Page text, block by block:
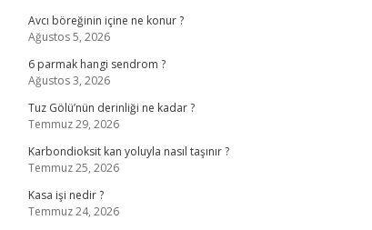
Avcı böreğinin içine ne konur ?
Ağustos 5, 2026
6 parmak hangi sendrom ?
Ağustos 3, 2026
Tuz Gölü’nün derinliği ne kadar ?
Temmuz 29, 2026
Karbondioksit kan yoluyla nasıl taşınır ?
Temmuz 25, 2026
Kasa işi nedir ?
Temmuz 24, 2026